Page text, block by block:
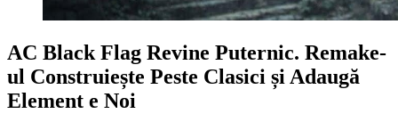
AC Black Flag Revine Puternic. Remake-
ul Construiește Peste Clasici și Adaugă
Element e Noi